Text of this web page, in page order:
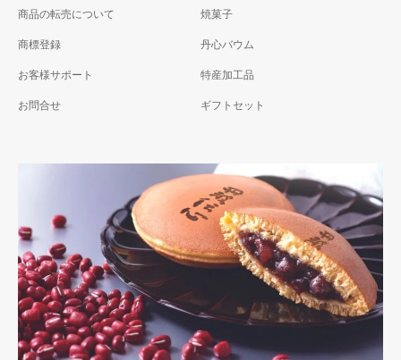
商品の転売について
商標登録
お客様サポート
お問合せ
焼菓子
丹心バウム
特産加工品
ギフトセット